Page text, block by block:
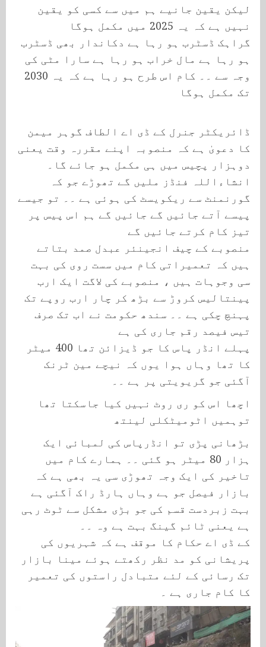
لیکن یقین جانیے ہم میں سے کسی کو یقین
نہیں ہے کہ یہ 2025 میں مکمل ہوگا
گراہک ڈسٹرب ہو رہا ہے دکاندار بھی ڈسٹرب
ہو رہا ہے مال خراب ہو رہا ہے سارا مٹی کی
وجہ سے ۔۔ کام اس طرح ہو رہا ہے کہ یہ 2030
تک مکمل ہوگا
ڈائریکٹر جنرل کے ڈی اے الطاف گوہر میمن
کا دعویٰ ہے کہ منصوبہ اپنے مقررہ وقت یعنی
دوہزار پچیس میں ہی مکمل ہو جائے گا۔
انشاءاللہ فنڈز ملیں گے تھوڑے جو کہ
گورنمنٹ سے ریکویسٹ کی ہوئی ہے ۔۔ تو جیسے
پیسے آتے جائیں گے جائیں گے ہم اس پیس پر
تیز کام کرتے جائیں گے
منصوبے کے چیف انجینئر عبدل صمد بتاتے
ہیں کہ تعمیراتی کام میں سست روی کی بہت
سی وجوہات ہیں ، منصوبے کی لاگت ایک ارب
پینتالیس کروڑ سے بڑھ کر چار ارب روپے تک
پہنچ چکی ہے ۔۔ سندھ حکومت نے اب تک صرف
تیس فیصد رقم جاری کی ہے
پہلے انڈر پاس کا جو ڈیزائن تھا 400 میٹر
کا تھا وہاں ہوا یوں کہ نیچے مین ٹرنک
آگئی جو گریویتی پر ہے ۔۔
اچھا اس کو ری روٹ نہیں کیا جاسکتا تھا
توہمیں اٹومیٹکلی لینتھ
بڑھانی پڑی تو انڈرپاس کی لمبائی ایک
ہزار 80 میٹر ہو گئی ۔۔ ہمارے کام میں
تاخیر کی ایک وجہ تھوڑی سی یہ بھی ہے کہ
بازار فیصل جو ہے وہاں ہارڈ راک آگئی ہے
بہت زبردست قسم کی جو بڑی مشکل سے ٹوٹ رہی
ہے یعنی ٹائم گینگ بہت ہے وہ ۔۔
کے ڈی اے حکام کا موقف ہے کہ شہریوں کی
پریشانی کو مد نظر رکھتے ہوئے مینا بازار
تک رسائی کے لئے متبادل راستوں کی تعمیر
کا کام جاری ہے ۔